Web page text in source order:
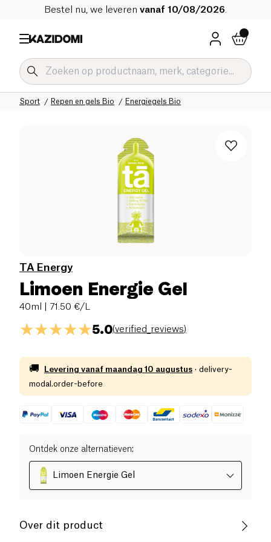
Bestel nu, we leveren vanaf 10/08/2026
Energiegels Bio
Repen en gels Bio
Sport
Onze biologische catalogus
Home
TA Energy
Limoen Energie Gel
40ml | 71.50 €/L
5.0(verified_reviews)
🚚 Levering vanaf maandag 10 augustus · delivery-
modal.order-before
Ontdek onze alternatieven:
Limoen Energie Gel
Over dit product